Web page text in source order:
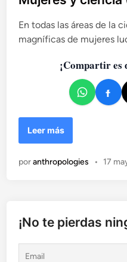
i
c
En todas las áreas de la
magníficas de mujeres
¡Compartir
M
u
e
y
c
i
e
Leer más
poranthropologies • 17
¡No te pierdas